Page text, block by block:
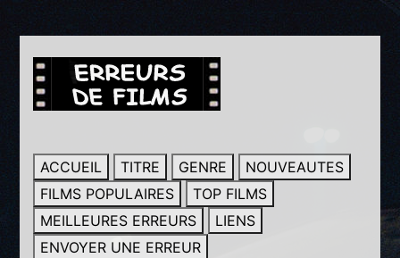
ACCUEIL TITRE GENRE
NOUVEAUTES
FILMS POPULAIRES
TOP FILMS
MEILLEURES ERREURS
LIENS
ENVOYER UNE ERREUR